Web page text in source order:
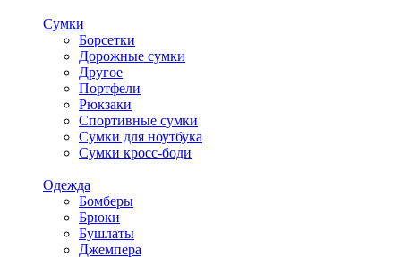
Сумки
Борсетки
Дорожные сумки
Другое
Портфели
Рюкзаки
Спортивные сумки
Сумки для ноутбука
Сумки кросс-боди
Одежда
Бомберы
Брюки
Бушлаты
Джемпера